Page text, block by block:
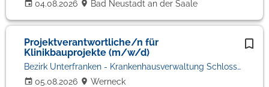
04.08.2026 Bad Neustadt an der Saale
Projektverantwortliche/n für
Klinikbauprojekte (m/w/d)
05.08.2026
Bezirk Unterfranken - Krankenhausverwaltung Schloss Werneck
Werneck